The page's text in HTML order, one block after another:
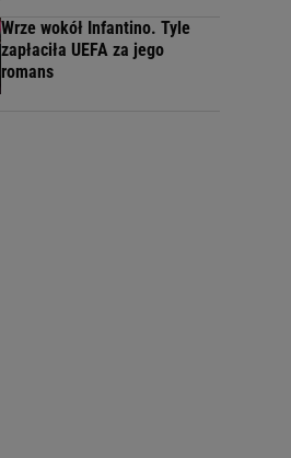
Wrze wokół Infantino. Tyle
zapłaciła UEFA za jego
romans